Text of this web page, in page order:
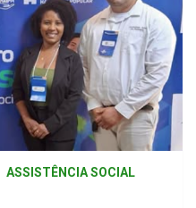
ASSISTÊNCIA SOCIAL